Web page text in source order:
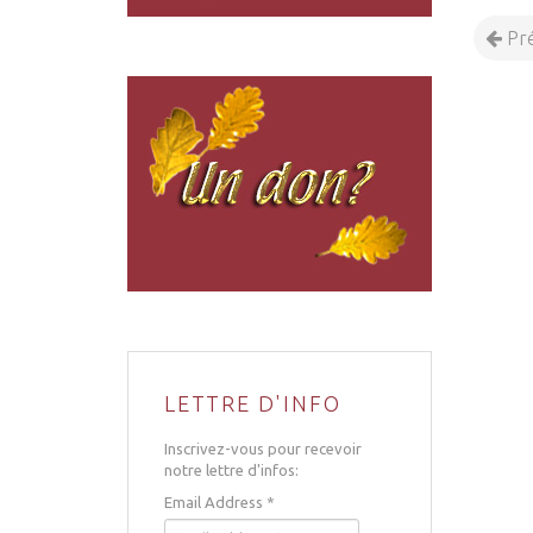
LETTRE D'INFO
Inscrivez-vous pour recevoir
notre lettre d'infos:
Email Address *